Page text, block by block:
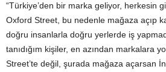
“Türkiye’den bir marka geliyor, herkesin
Oxford Street, bu nedenle mağaza açıp
doğru insanlarla doğru yerlerde iş
tanıdığım kişiler, en azından markalara
Street’te değil, şurada mağaza açarsan